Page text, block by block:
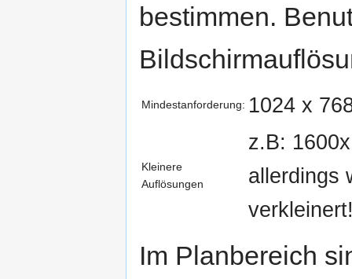
bestimmen.
Mindestanforderung: 1024 x
Kleinere
Auflösungen
z.B:
allerdings
Im Planbereich